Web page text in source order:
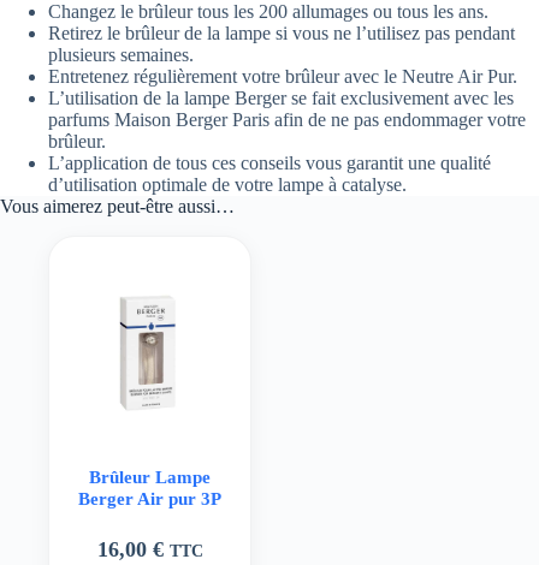
Changez le brûleur tous les 200 allumages ou tous les ans.
Retirez le brûleur de la lampe si vous ne l’utilisez pas pendant
plusieurs semaines.
Entretenez régulièrement votre brûleur avec le Neutre Air Pur.
L’utilisation de la lampe Berger se fait exclusivement avec les
parfums Maison Berger Paris afin de ne pas endommager votre
brûleur.
L’application de tous ces conseils vous garantit une qualité
d’utilisation optimale de votre lampe à catalyse.
Vous aimerez peut-être aussi…
Brûleur Lampe
Berger Air pur 3P
16,00 € TTC